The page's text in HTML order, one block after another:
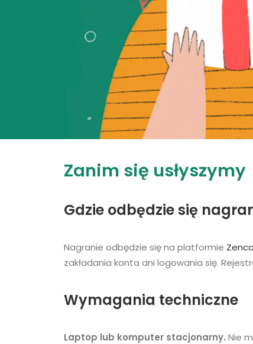
Zanim się usłyszymy
Gdzie odbędzie się
Nagranie odbędzie się na platformie
zakładania konta ani logowania się.
Wymagania techniczne
Laptop lub komputer stacjonarny. Nie